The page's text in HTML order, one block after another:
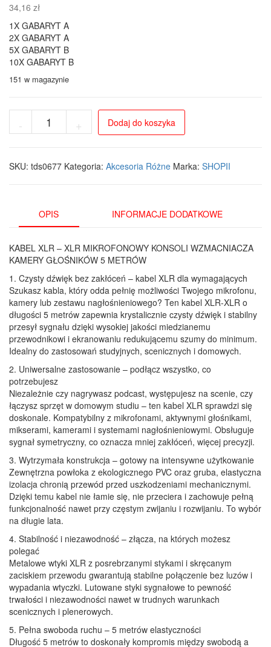
34,16 zł
1X GABARYT A
2X GABARYT A
5X GABARYT B
10X GABARYT B
151 w magazynie
-
Kabel
5m
Dźwięku
+ Dodaj do koszyka
SKU: tds0677 Kategoria: Akcesoria Różne Marka: SHOPII
OPIS INFORMACJE DODATKOWE
KABEL XLR – XLR MIKROFONOWY KONSOLI WZMACNIACZA
KAMERY GŁOŚNIKÓW 5 METRÓW
1. Czysty dźwięk bez zakłóceń – kabel XLR dla wymagających
Szukasz kabla, który odda pełnię możliwości Twojego mikrofonu,
kamery lub zestawu nagłośnieniowego? Ten kabel XLR-XLR o
długości 5 metrów zapewnia krystalicznie czysty dźwięk i stabilny
przesył sygnału dzięki wysokiej jakości miedzianemu
przewodnikowi i ekranowaniu redukującemu szumy do minimum.
Idealny do zastosowań studyjnych, scenicznych i domowych.
2. Uniwersalne zastosowanie – podłącz wszystko, co
potrzebujesz
Niezależnie czy nagrywasz podcast, występujesz na scenie, czy
łączysz sprzęt w domowym studiu – ten kabel XLR sprawdzi się
doskonale. Kompatybilny z mikrofonami, aktywnymi głośnikami,
mikserami, kamerami i systemami nagłośnieniowymi. Obsługuje
sygnał symetryczny, co oznacza mniej zakłóceń, więcej precyzji.
3. Wytrzymała konstrukcja – gotowy na intensywne użytkowanie
Zewnętrzna powłoka z ekologicznego PVC oraz gruba, elastyczna
izolacja chronią przewód przed uszkodzeniami mechanicznymi.
Dzięki temu kabel nie łamie się, nie przeciera i zachowuje pełną
funkcjonalność nawet przy częstym zwijaniu i rozwijaniu. To wybór
na długie lata.
4. Stabilność i niezawodność – złącza, na których możesz
polegać
Metalowe wtyki XLR z posrebrzanymi stykami i skręcanym
zaciskiem przewodu gwarantują stabilne połączenie bez luzów i
wypadania wtyczki. Lutowane styki sygnałowe to pewność
trwałości i niezawodności nawet w trudnych warunkach
scenicznych i plenerowych.
5. Pełna swoboda ruchu – 5 metrów elastyczności
Długość 5 metrów to doskonały kompromis między swobodą a